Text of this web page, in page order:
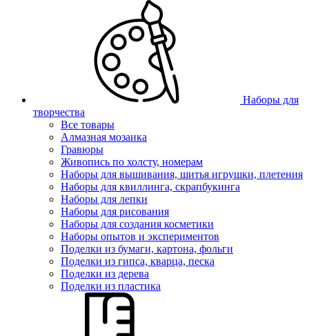
Наборы для
творчества
Все товары
Алмазная мозаика
Гравюры
Живопись по холсту, номерам
Наборы для вышивания, шитья игрушки, плетения
Наборы для квиллинга, скрапбукинга
Наборы для лепки
Наборы для рисования
Наборы для создания косметики
Наборы опытов и экспериментов
Поделки из бумаги, картона, фольги
Поделки из гипса, кварца, песка
Поделки из дерева
Поделки из пластика